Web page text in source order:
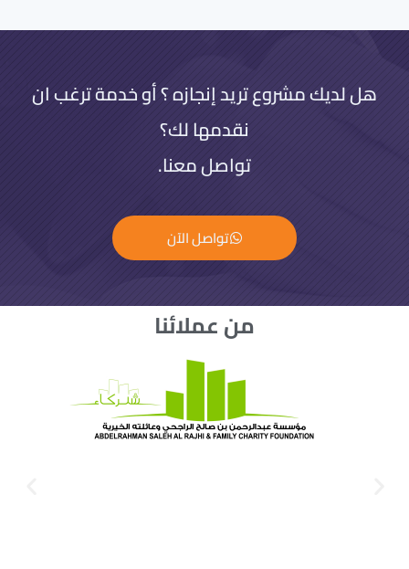
هل لديك مشروع تريد إنجازه ؟ أو خدمة ترغب ان
نقدمها لك؟
تواصل معنا.
تواصل الآن
من عملائنا